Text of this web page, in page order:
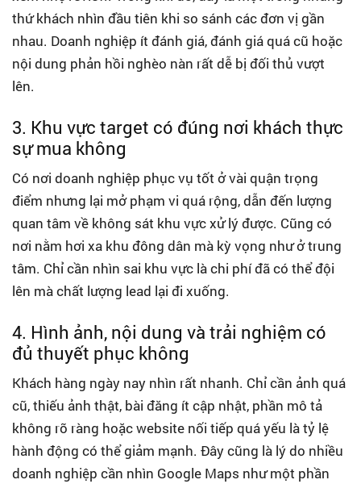
thứ khách nhìn đầu tiên khi so sánh các đơn vị gần
nhau. Doanh nghiệp ít đánh giá, đánh giá quá cũ hoặc
nội dung phản hồi nghèo nàn rất dễ bị đối thủ vượt
lên.
3. Khu vực target có đúng nơi khách thực
sự mua không
Có nơi doanh nghiệp phục vụ tốt ở vài quận trọng
điểm nhưng lại mở phạm vi quá rộng, dẫn đến lượng
quan tâm về không sát khu vực xử lý được. Cũng có
nơi nằm hơi xa khu đông dân mà kỳ vọng như ở trung
tâm. Chỉ cần nhìn sai khu vực là chi phí đã có thể đội
lên mà chất lượng lead lại đi xuống.
4. Hình ảnh, nội dung và trải nghiệm có
đủ thuyết phục không
Khách hàng ngày nay nhìn rất nhanh. Chỉ cần ảnh quá
cũ, thiếu ảnh thật, bài đăng ít cập nhật, phần mô tả
không rõ ràng hoặc website nối tiếp quá yếu là tỷ lệ
hành động có thể giảm mạnh. Đây cũng là lý do nhiều
doanh nghiệp cần nhìn Google Maps như một phần